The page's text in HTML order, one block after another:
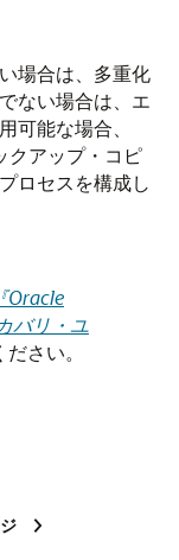
場合は、多重化
ない場合は、エ
可能な場合、
クアップ・コピ
ロセスを構成し
『Oracle
バリ・ユ
さい。